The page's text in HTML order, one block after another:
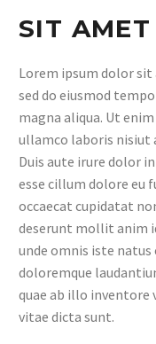
SIT AMET
Lorem ipsum dolor
sed do eiusmod
magna aliqua. Ut
ullamco laboris nisiut
Duis aute irure dolor
esse cillum dolore eu
occaecat cupidatat
deserunt mollit anim
unde omnis iste
doloremque
quae ab illo
vitae dicta sunt.